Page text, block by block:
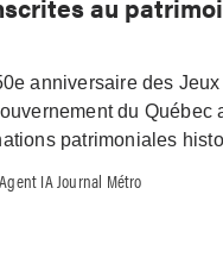
anniversaire des
du Québec
patrimoniales
Agent IA Journal Métro